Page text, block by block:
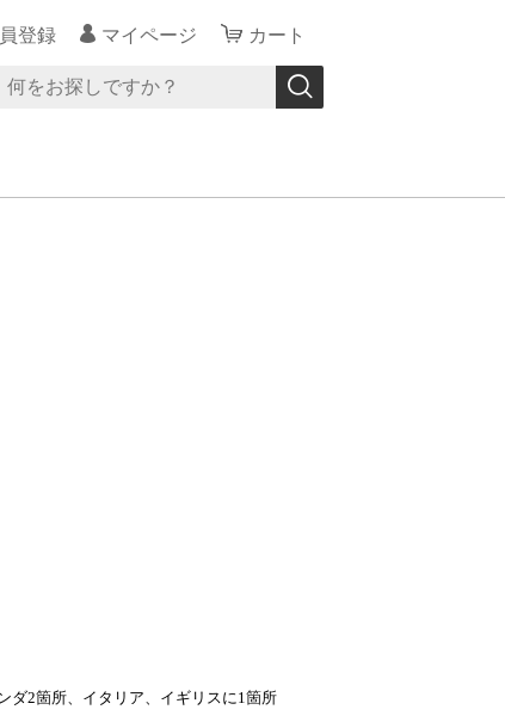
登録 マイページ カート
ダ2箇所、イタリア、イギリスに1箇所